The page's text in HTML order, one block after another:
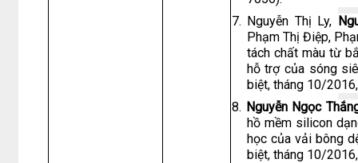
7. Nguyễn Thị Ly,
Phạm Thị Điệp,
tách chất màu từ
hỗ trợ của sóng
biệt, tháng 10/
8. Nguyễn Ngọc
hồ mềm silicon
học của vải bông
biệt, tháng 10/